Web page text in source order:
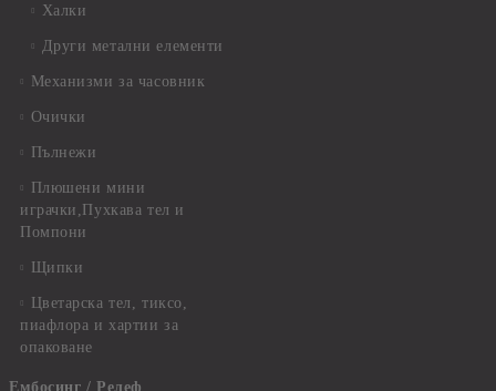
Халки
Други метални елементи
Механизми за часовник
Очички
Пълнежи
Плюшени мини
играчки,Пухкава тел и
Помпони
Щипки
Цветарска тел, тиксо,
пиафлора и хартии за
опаковане
Ембосинг / Релеф